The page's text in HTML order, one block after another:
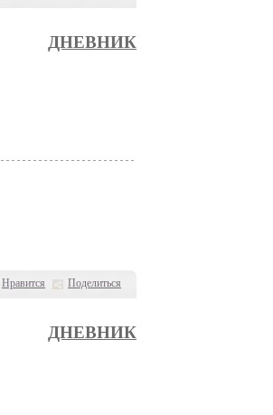
Нравится Поделиться
ДНЕВНИК
ДНЕВНИК